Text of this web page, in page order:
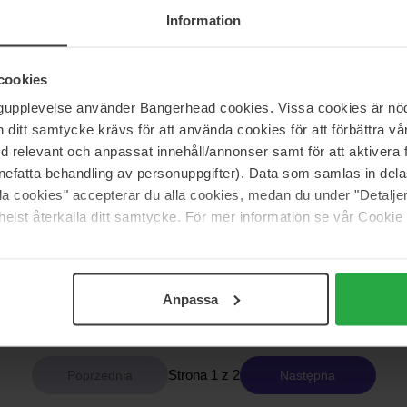
Information
använder Bangerhead cookies. Vissa cookies är
ditt samtycke krävs för att använda cookies för att förbättra
relevant och anpassat innehåll/annonser samt för att aktivera
behandling av personuppgifter). Data som samlas in
cookies" accepterar du alla cookies, medan du under
återkalla ditt samtycke. För mer information se vår
Anpassa
Fix Mini Set
Brak w magazynie
Ole Henriksen
Detox & Glow - Avgiftande och
Lystergivande Behandling för
357 zł
Strona 1 z 2 Następna